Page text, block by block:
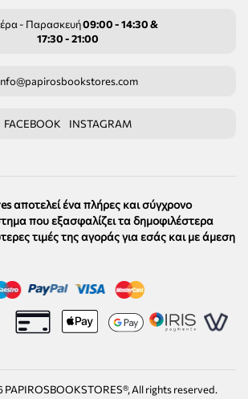
- Παρασκευή09:00 - 14:30 &
17:30 - 21:00
FACEBOOK INSTAGRAM
αποτελεί ένα πλήρες και σύγχρονο
που εξασφαλίζει τα δημοφιλέστερα
τιμές της αγοράς για εσάς και με άμεση
PAPIROSBOOKSTORES®, All rights reserved.